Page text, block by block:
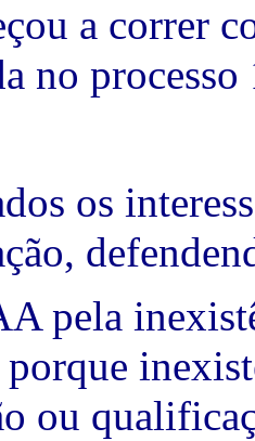
a correr
no
os
pela
porque
ou